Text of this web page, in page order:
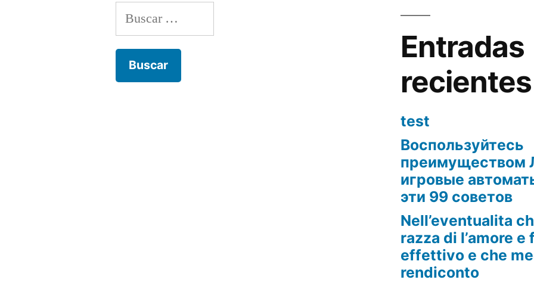
Buscar:
Entradas
recientes
test
Воспользуйтесь
преимуществом
игровые
эти 99 советов
Nell’eventualita
razza di l’amore e
effettivo e che
rendiconto